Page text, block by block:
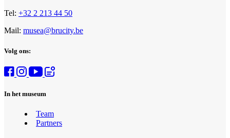
Tel: +32 2 213 44 50
Mail: musea@brucity.be
Volg ons:
In het museum
Team
Partners